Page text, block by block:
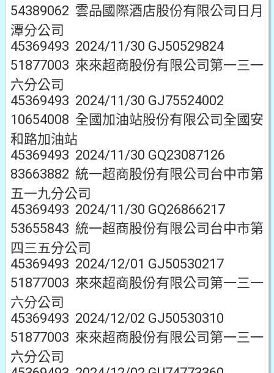
54389062 雲品國際酒店股份有限公司日月
潭分公司
45369493 2024/11/30 GJ50529824
51877003 來來超商股份有限公司第一三一
六分公司
45369493 2024/11/30 GJ75524002
10654008 全國加油站股份有限公司全國安
和路加油站
45369493 2024/11/30 GQ23087126
83663882 統一超商股份有限公司台中市第
五一九分公司
45369493 2024/11/30 GQ26866217
53655843 統一超商股份有限公司台中市第
四三五分公司
45369493 2024/12/01 GJ50530217
51877003 來來超商股份有限公司第一三一
六分公司
45369493 2024/12/02 GJ50530310
51877003 來來超商股份有限公司第一三一
六分公司